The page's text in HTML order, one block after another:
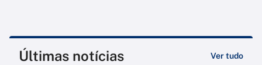
Últimas notícias Ver tudo